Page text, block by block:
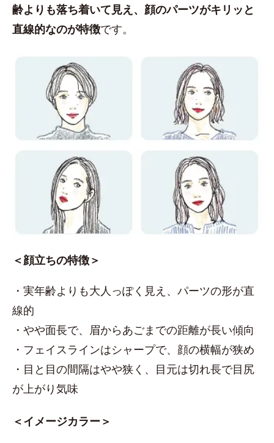
齢よりも落ち着いて見え、顔のパーツがキリッと
直線的なのが特徴です。
＜顔立ちの特徴＞
・実年齢よりも大人っぽく見え、パーツの形が直
線的
・やや面長で、眉からあごまでの距離が長い傾向
・フェイスラインはシャープで、顔の横幅が狭め
・目と目の間隔はやや狭く、目元は切れ長で目尻
が上がり気味
＜イメージカラー＞